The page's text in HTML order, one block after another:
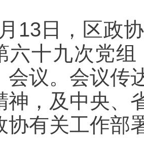
13日，区政
六十九次党
会议。会议传
神，及中央、
协有关工作部